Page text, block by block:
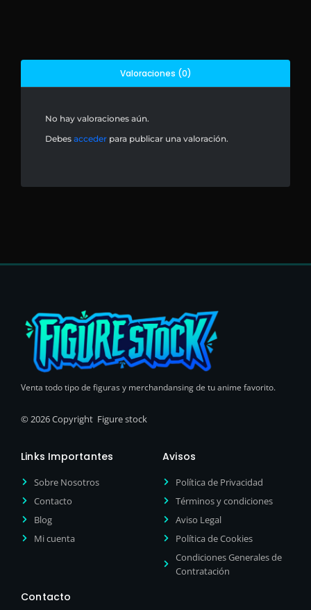
Valoraciones (0)
No hay valoraciones aún.
Debes acceder para publicar una valoración.
Venta todo tipo de figuras y merchandansing de tu anime favorito.
© 2026 Copyright Figure stock
Links Importantes
Sobre Nosotros
Contacto
Blog
Mi cuenta
Avisos
Política de Privacidad
Términos y condiciones
Aviso Legal
Política de Cookies
Condiciones Generales de
Contratación
Contacto